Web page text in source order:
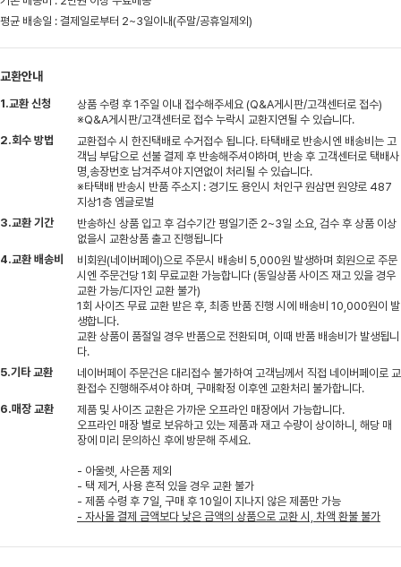
평균 배송일 : 결제일로부터 2~3일이내(주말/공휴일제외)
교환안내
1.교환 신청
상품 수령 후 1주일 이내 접수해주세요 (Q&A게시판/고객센터로 접수)
※Q&A게시판/고객센터로 접수 누락시 교환지연될 수 있습니다.
2.회수 방법
교환접수 시 한진택배로 수거접수 됩니다. 타택배로 반송시엔 배송비는 고
객님 부담으로 선불 결제 후 반송해주셔야하며, 반송 후 고객센터로 택배사
명,송장번호 남겨주셔야 지연없이 처리될 수 있습니다.
※타택배 반송시 반품 주소지 : 경기도 용인시 처인구 원삼면 원양로 487
지상1층 엠글로벌
3.교환 기간
반송하신 상품 입고 후 검수기간 평일기준 2~3일 소요, 검수 후 상품 이상
없을시 교환상품 출고 진행됩니다
4.교환 배송비
비회원(네이버페이)으로 주문시 배송비 5,000원 발생하며 회원으로 주문
시엔 주문건당 1회 무료교환 가능합니다 (동일상품 사이즈 재고 있을 경우
교환 가능/디자인 교환 불가)
1회 사이즈 무료 교환 받은 후, 최종 반품 진행 시에 배송비 10,000원이 발
생합니다.
교환 상품이 품절일 경우 반품으로 전환되며, 이때 반품 배송비가 발생됩니
다.
5.기타 교환
네이버페이 주문건은 대리접수 불가하여 고객님께서 직접 네이버페이로 교
환접수 진행해주셔야 하며, 구매확정 이후엔 교환처리 불가합니다.
6.매장 교환
제품 및 사이즈 교환은 가까운 오프라인 매장에서 가능합니다.
오프라인 매장 별로 보유하고 있는 제품과 재고 수량이 상이하니, 해당 매
장에 미리 문의하신 후에 방문해 주세요.
- 아울렛, 사은품 제외
- 택 제거, 사용 흔적 있을 경우 교환 불가
- 제품 수령 후 7일, 구매 후 10일이 지나지 않은 제품만 가능
- 자사몰 결제 금액보다 낮은 금액의 상품으로 교환 시, 차액 환불 불가